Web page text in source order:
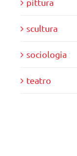
scultura
sociologia
teatro